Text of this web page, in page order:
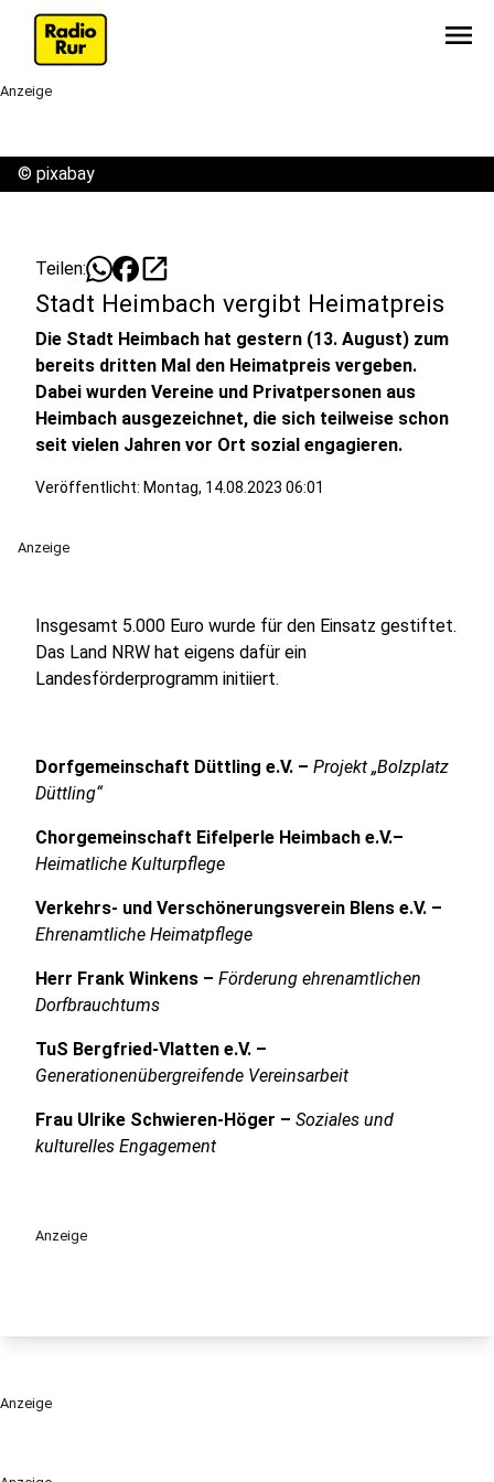
menu
Anzeige
© pixabay
Teilen: open_in_new
Stadt Heimbach vergibt Heimatpreis
Die Stadt Heimbach hat gestern (13. August) zum
bereits dritten Mal den Heimatpreis vergeben.
Dabei wurden Vereine und Privatpersonen aus
Heimbach ausgezeichnet, die sich teilweise schon
seit vielen Jahren vor Ort sozial engagieren.
Veröffentlicht: Montag, 14.08.2023 06:01
Anzeige
Insgesamt 5.000 Euro wurde für den Einsatz gestiftet.
Das Land NRW hat eigens dafür ein
Landesförderprogramm initiiert.
Dorfgemeinschaft Düttling e.V. – Projekt „Bolzplatz
Düttling“
Chorgemeinschaft Eifelperle Heimbach e.V.–
Heimatliche Kulturpflege
Verkehrs- und Verschönerungsverein Blens e.V. –
Ehrenamtliche Heimatpflege
Herr Frank Winkens – Förderung ehrenamtlichen
Dorfbrauchtums
TuS Bergfried-Vlatten e.V. –
Generationenübergreifende Vereinsarbeit
Frau Ulrike Schwieren-Höger – Soziales und
kulturelles Engagement
Anzeige
Anzeige